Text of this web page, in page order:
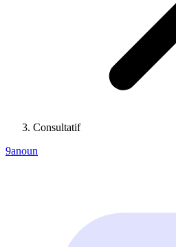
Consultatif
9anoun